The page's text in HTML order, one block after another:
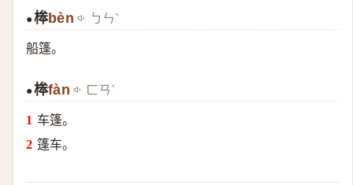
●桳bèn ㄅㄣˋ
船篷。
●桳fàn ㄈㄢˋ
车篷。
篷车。